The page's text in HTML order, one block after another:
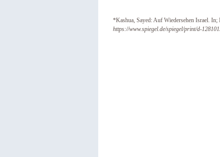
*Kashua, Sayed: Auf Wiedersehen Israel.
https://www.spiegel.de/spiegel/print/d-